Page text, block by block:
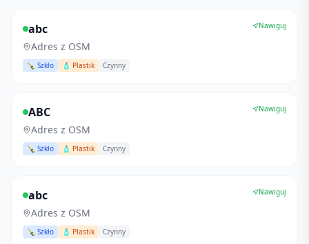
abc
Adres z OSM
🍾 Szkło 🧴 Plastik Czynny
Nawiguj
ABC
Adres z OSM
🍾 Szkło 🧴 Plastik Czynny
Nawiguj
abc
Adres z OSM
🍾 Szkło 🧴 Plastik Czynny
Nawiguj